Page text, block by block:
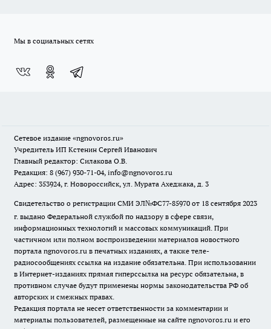
Мы в социальных сетях
Сетевое издание «ngnovoros.ru»
Учредитель ИП Кстенин Сергей Иванович
Главный редактор: Силакова О.В.
Редакция: 8 (967) 930-71-04, info@ngnovoros.ru
Адрес: 353924, г. Новороссийск, ул. Мурата Ахеджака, д. 3
Свидетельство о регистрации СМИ ЭЛ№ФС77-85970 от 18 сентября 2023
г. выдано Федеральной службой по надзору в сфере связи,
информационных технологий и массовых коммуникаций. При
частичном или полном воспроизведении материалов новостного
портала ngnovoros.ru в печатных изданиях, а также теле-
радиосообщениях ссылка на издание обязательна. При использовании
в Интернет-изданиях прямая гиперссылка на ресурс обязательна, в
противном случае будут применены нормы законодательства РФ об
авторских и смежных правах.
Редакция портала не несет ответственности за комментарии и
материалы пользователей, размещенные на сайте ngnovoros.ru и его